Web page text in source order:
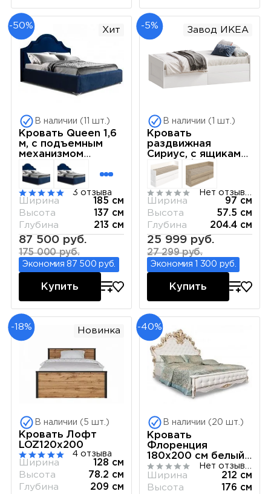
-50% Хит
В наличии (11 шт.)
Кровать Queen 1,6
м, с подъемным
механизмом
(Бархат 04) Sweet
dreams КВКР-1[3]
3 отзыва
Ширина
185 см
Высота
137 см
Глубина
213 см
87 500 руб.
175 000 руб.
Экономия 87 500 руб.
Купить
-5% Завод ИКЕА
В наличии (1 шт.)
Кровать
раздвижная
Сириус, с ящиками,
90х200/180х200
см, белая
Ширина
97 см
Высота
57.5 см
Глубина
204.4 см
25 999 руб.
27 299 руб.
Экономия 1 300 руб.
Купить
-18% Новинка
В наличии (5 шт.)
Кровать Лофт
LOZ120х200
4 отзыва
Ширина
128 см
Высота
78.2 см
Глубина
209 см
-40%
В наличии (20 шт.)
Кровать
Флоренция
180х200 см белый
перламутр глянец
Ширина
212 см
Высота
176 см